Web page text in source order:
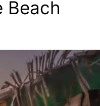
Beach